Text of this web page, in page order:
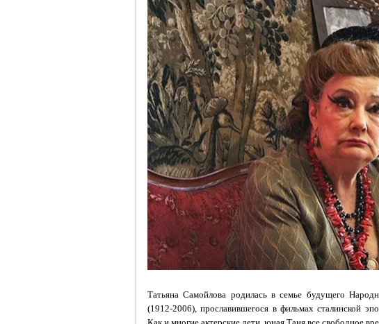
Татьяна Самойлова родилась в семье будущего
(1912-2006), прославившегося в фильмах сталинской